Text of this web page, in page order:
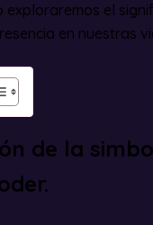
exploraremos el
en nuestras
de la